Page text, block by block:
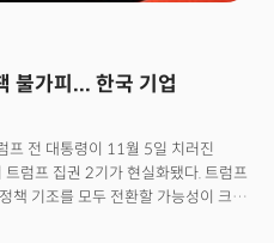
불가피... 한국 기업
프 전 대통령이 11월 5일 치러진
럼프 집권 2기가 현실화됐다. 트럼프
책 기조를 모두 전환할 가능성이 크다.
다수당 자리를 탈환하면서